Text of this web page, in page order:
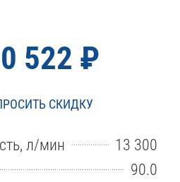
522 ₽
СКИДКУ
л/мин
13 300
90.0